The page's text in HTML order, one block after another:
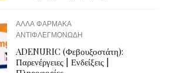
ΑΛΛΑ ΦΑΡΜΑΚΑ
ΑΝΤΙΦΛΕΓΜΟΝΩΔΗ
ADENURIC (Φεβουξοστάτη):
Παρενέργειες | Ενδείξεις |